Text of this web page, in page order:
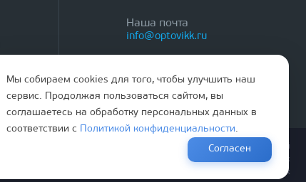
Наша почта
info@optovikk.ru
Правила эксплутации входных и межкомнатных дверей
Политика обработки персональных данных
Согласие на обработку персональных данных
Мы собираем cookies для того, чтобы улучшить наш
сервис. Продолжая пользоваться сайтом, вы
соглашаетесь на обработку персональных данных в
соответствии с
Политикой конфиденциальности.
Согласен